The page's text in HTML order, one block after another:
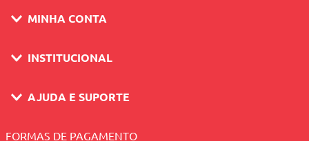
MINHA CONTA
INSTITUCIONAL
AJUDA E SUPORTE
FORMAS DE PAGAMENTO